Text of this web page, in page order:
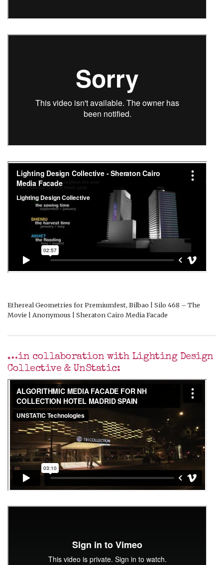
Ethereal Geometries for Premiumfest, Bilbao | Silo 468 – The
Movie | Anonymous | Sheraton Cairo Media Facade
…in collaboration with Lighting Design
Collective & UnStatic: